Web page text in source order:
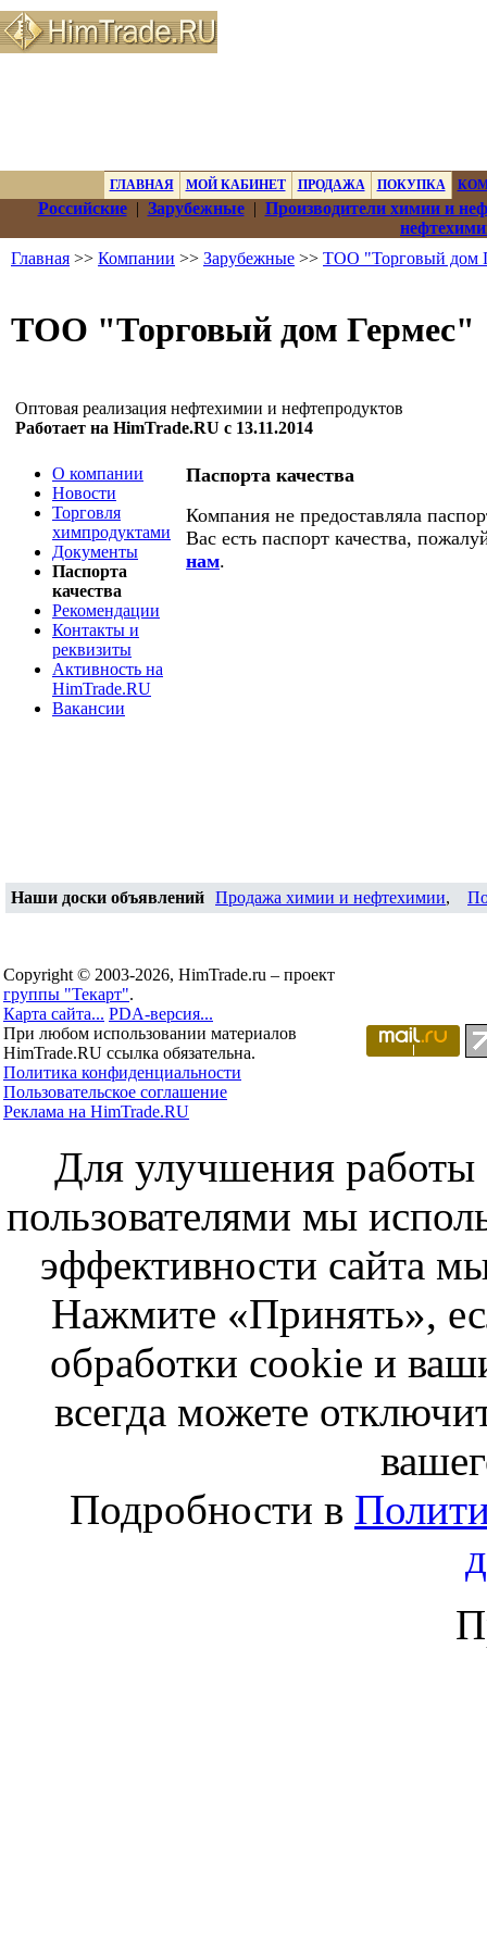
ГЛАВНАЯ МОЙ КАБИНЕТ ПРОДАЖА ПОКУПКА
Российские| Зарубежные| Производители химии и
Главная >> Компании >> Зарубежные >> ТОО "Торговый дом
ТОО "Торговый дом Гермес"
Оптовая реализация нефтехимии и нефтепродуктов
Работает на HimTrade.RU с 13.11.2014
О компании
Новости
Торговля
химпродуктами
Документы
Паспорта
качества
Рекомендации
Контакты и
реквизиты
Активность на
HimTrade.RU
Вакансии
Паспорта качества
Компания не предоставляла
Вас есть паспорт качества,
нам.
Наши доски объявлений Продажа химии и нефтехимии,
Copyright © 2003-2026, HimTrade.ru – проект
группы "Текарт".
Карта сайта... PDA-версия...
При любом использовании материалов
HimTrade.RU ссылка обязательна.
Политика конфиденциальности
Пользовательское соглашение
Реклама на HimTrade.RU
Для улучшения работы
пользователями мы
эффективности сайта
Нажмите «Принять»,
обработки cookie и
всегда можете
Подробности в